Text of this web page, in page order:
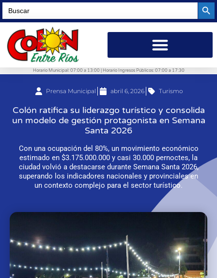
Search
for:
Horario Municipal: 07:00 a 13:00 | Horario Ingresos Públicos: 07:00 a 17:30
Prensa Municipal abril 6, 2026 Turismo
Colón ratifica su liderazgo turístico y consolida
un modelo de gestión protagonista en Semana
Santa 2026
Con una ocupación del 80%, un movimiento económico
estimado en $3.175.000.000 y casi 30.000 pernoctes, la
ciudad volvió a destacarse durante Semana Santa 2026,
superando los indicadores nacionales y provinciales en
un contexto complejo para el sector turístico.